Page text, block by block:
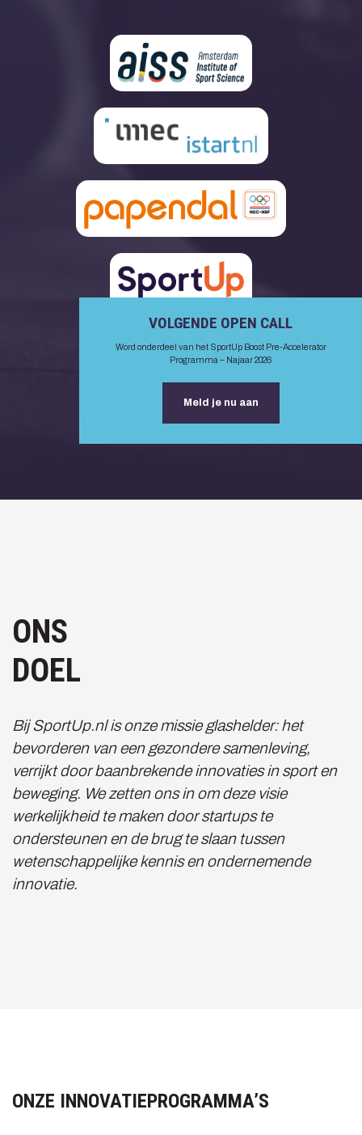
VOLGENDE OPEN CALL
Word onderdeel van het SportUp Boost Pre-Accelerator
Programma – Najaar 2026
Meld je nu aan
ONS
DOEL
Bij SportUp.nl is onze missie glashelder: het
bevorderen van een gezondere samenleving,
verrijkt door baanbrekende innovaties in sport en
beweging. We zetten ons in om deze visie
werkelijkheid te maken door startups te
ondersteunen en de brug te slaan tussen
wetenschappelijke kennis en ondernemende
innovatie.
ONZE INNOVATIEPROGRAMMA’S